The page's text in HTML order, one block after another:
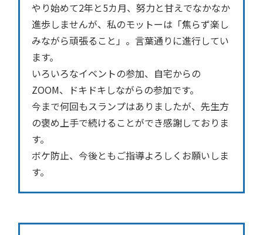
やり始めて2年と5カ月、努力と甘えでなかなか
進歩しませんが、私のモットーは「焦らず楽し
みながら頑張ること」。言葉通りに進行してい
ます。
いろいろなイベントの参加、自宅からの
ZOOM、ドキドキしながらの参加です。
今まで何回もスランプはありましたが、先生方
の褒め上手で続けることができ感謝しておりま
す。
ボケ防止、今後ともご指導よろしくお願いしま
す。